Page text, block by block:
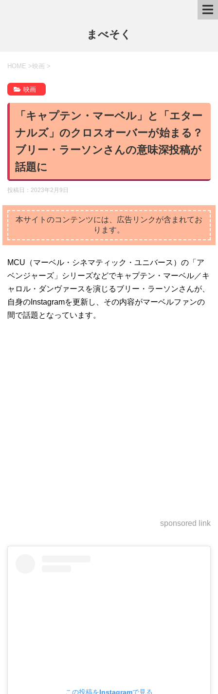
まべそく
HOME > 映画 >
映画
「キャプテン・マーベル」と「エター
ナルズ」のクロスオーバーが始まる？
ブリー・ラーソンさんの意味深投稿が
話題に
投稿日： 2023年2月9日
本サイトのコンテンツには、広告リンクが含まれてお
ります。
MCU（マーベル・シネマティック・ユニバース）の「ア
ベンジャーズ」シリーズなどでキャプテン・マーベル／キ
ャロル・ダンヴァースを演じるブリー・ラーソンさんが、
自身のInstagramを更新し、その内容がマーベルファンの
間で話題となっています。
sponsored link
この投稿をInstagramで見る